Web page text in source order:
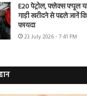
E20 पेट्रोल, फ्लेक्स फ्यूल
गाड़ी खरीदने से पहले जानें
फायदा
23 July 2026 - 7:41 PM